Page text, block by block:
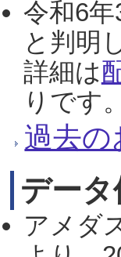
令和6
と判明
詳細は
りです
過去の
デー
アメダ